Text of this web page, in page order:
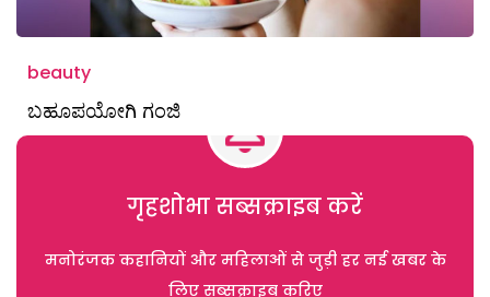
beauty
ಬಹೂಪಯೋಗಿ ಗಂಜಿ
गृहशोभा सब्सक्राइब करें
मनोरंजक कहानियों और महिलाओं से जुड़ी हर नई खबर के
लिए सब्सक्राइब करिए